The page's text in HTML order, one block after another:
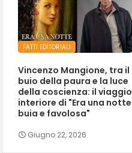
FATTI EDITORIALI
Vincenzo Mangione, tra il
buio della paura e la luce
della coscienza: il viaggio
interiore di "Era una notte
buia e favolosa"
Giugno 22, 2026